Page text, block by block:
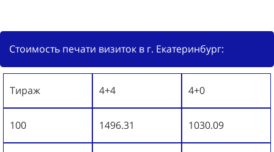
Стоимость печати визиток в г. Екатеринбург:
Тираж 4+4 4+0
100 1496.31 1030.09